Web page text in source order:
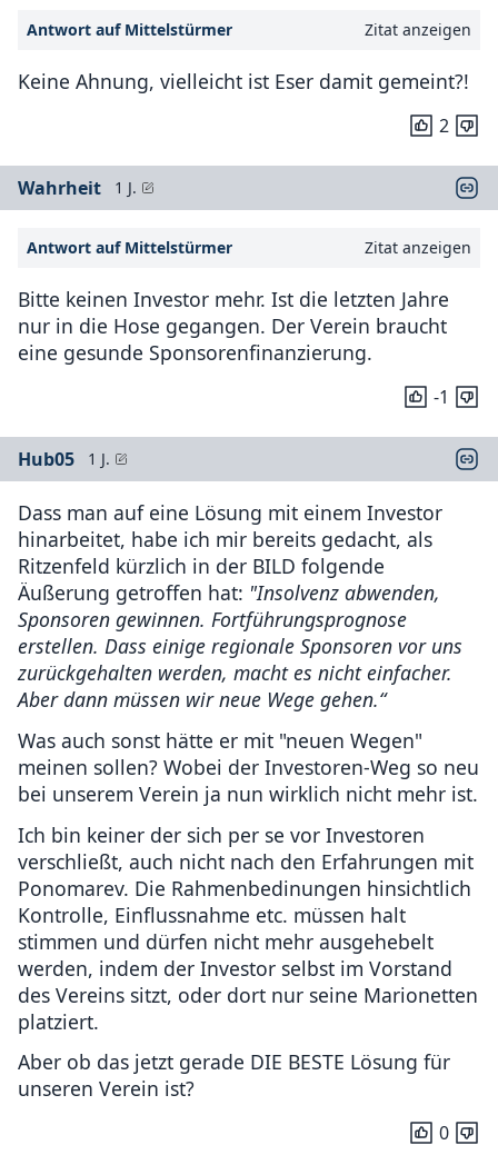
Antwort auf Mittelstürmer Zitat anzeigen
Keine Ahnung, vielleicht ist Eser damit gemeint?!
2
Wahrheit 1 J.
Antwort auf Mittelstürmer Zitat anzeigen
Bitte keinen Investor mehr. Ist die letzten Jahre
nur in die Hose gegangen. Der Verein braucht
eine gesunde Sponsorenfinanzierung.
-1
Hub05 1 J.
Dass man auf eine Lösung mit einem Investor
hinarbeitet, habe ich mir bereits gedacht, als
Ritzenfeld kürzlich in der BILD folgende
Äußerung getroffen hat: "Insolvenz abwenden,
Sponsoren gewinnen. Fortführungsprognose
erstellen. Dass einige regionale Sponsoren vor uns
zurückgehalten werden, macht es nicht einfacher.
Aber dann müssen wir neue Wege gehen.“
Was auch sonst hätte er mit "neuen Wegen"
meinen sollen? Wobei der Investoren-Weg so neu
bei unserem Verein ja nun wirklich nicht mehr ist.
Ich bin keiner der sich per se vor Investoren
verschließt, auch nicht nach den Erfahrungen mit
Ponomarev. Die Rahmenbedinungen hinsichtlich
Kontrolle, Einflussnahme etc. müssen halt
stimmen und dürfen nicht mehr ausgehebelt
werden, indem der Investor selbst im Vorstand
des Vereins sitzt, oder dort nur seine Marionetten
platziert.
Aber ob das jetzt gerade DIE BESTE Lösung für
unseren Verein ist?
0